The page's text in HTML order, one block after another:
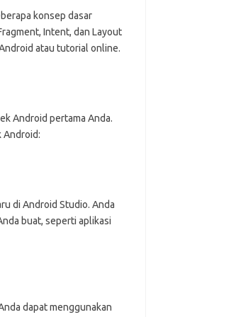
konsep dasar
Intent, dan Layout
atau tutorial online.
Android pertama Anda.
Android:
di Android Studio. Anda
buat, seperti aplikasi
dapat menggunakan